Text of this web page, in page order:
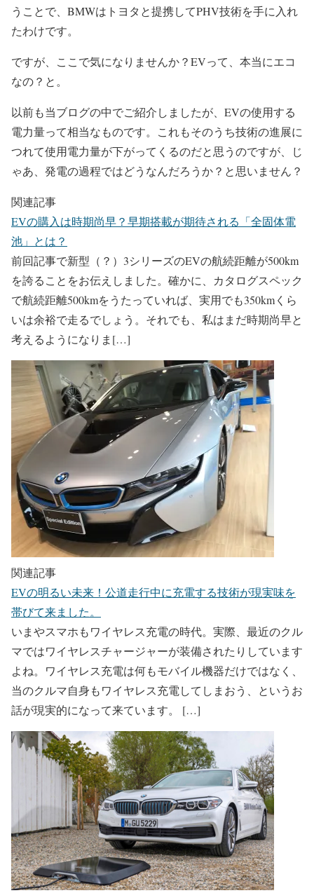
うことで、BMWはトヨタと提携してPHV技術を手に入れ
たわけです。
ですが、ここで気になりませんか？EVって、本当にエコ
なの？と。
以前も当ブログの中でご紹介しましたが、EVの使用する
電力量って相当なものです。これもそのうち技術の進展に
つれて使用電力量が下がってくるのだと思うのですが、じ
ゃあ、発電の過程ではどうなんだろうか？と思いません？
関連記事
EVの購入は時期尚早？早期搭載が期待される「全固体電
池」とは？
前回記事で新型（？）3シリーズのEVの航続距離が500km
を誇ることをお伝えしました。確かに、カタログスペック
で航続距離500kmをうたっていれば、実用でも350kmくら
いは余裕で走るでしょう。それでも、私はまだ時期尚早と
考えるようになりま[…]
関連記事
EVの明るい未来！公道走行中に充電する技術が現実味を
帯びて来ました。
いまやスマホもワイヤレス充電の時代。実際、最近のクル
マではワイヤレスチャージャーが装備されたりしています
よね。ワイヤレス充電は何もモバイル機器だけではなく、
当のクルマ自身もワイヤレス充電してしまおう、というお
話が現実的になって来ています。 […]